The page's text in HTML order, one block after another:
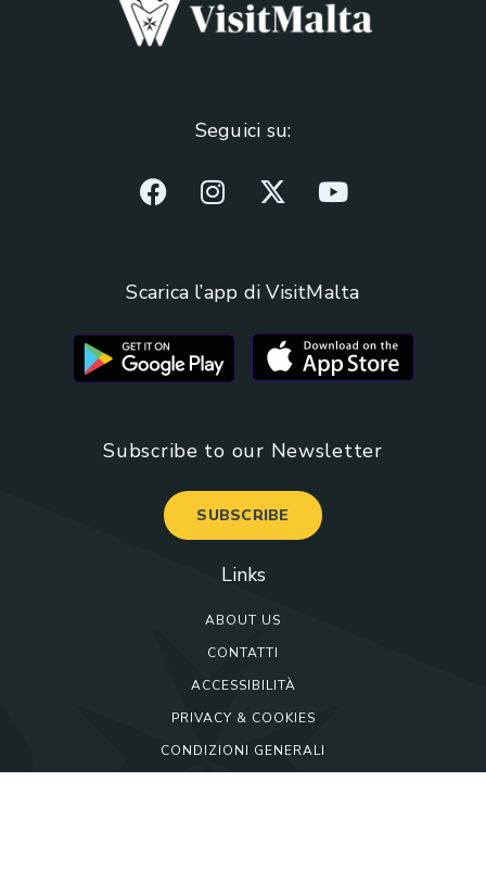
Seguici su:
Scarica l’app di VisitMalta
Subscribe to our Newsletter
SUBSCRIBE
Links
ABOUT US
CONTATTI
ACCESSIBILITÀ
PRIVACY & COOKIES
CONDIZIONI GENERALI